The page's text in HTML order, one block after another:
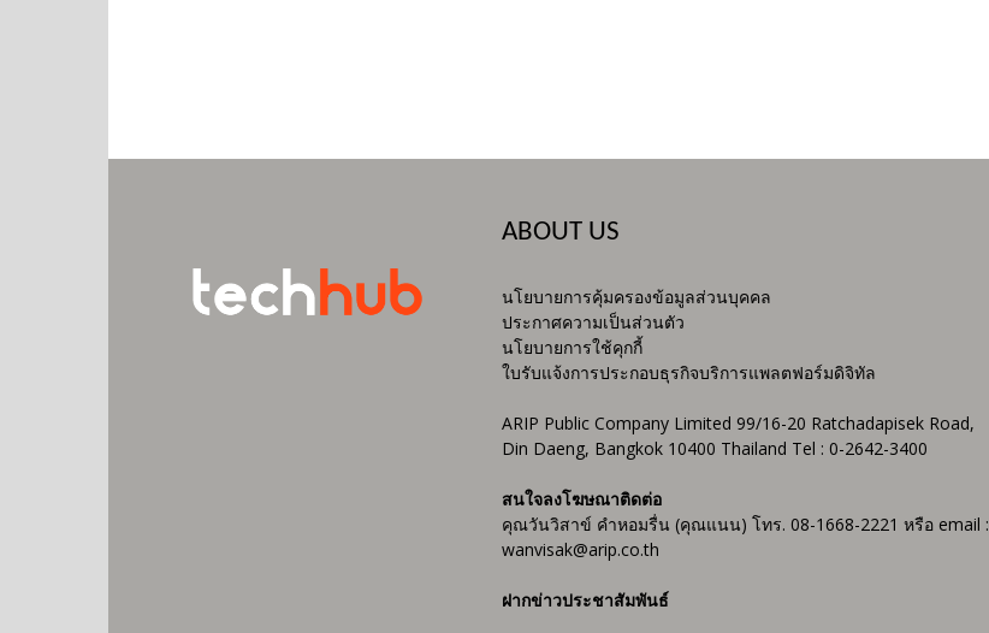
ABOUT US
นโยบายการคุ้มครองข้อมูลส่วนบุคคล
ประกาศความเป็นส่วนตัว
นโยบายการใช้คุกกี้
ใบรับแจ้งการประกอบธุรกิจบริการแพลตฟอร์มดิจิทัล
ARIP Public Company Limited 99/16-20 Ratchadapisek Road,
Din Daeng, Bangkok 10400 Thailand Tel : 0-2642-3400
สนใจลงโฆษณาติดต่อ
คุณวันวิสาข์ คำหอมรื่น (คุณแนน) โทร. 08-1668-2221 หรือ email :
wanvisak@arip.co.th
ฝากข่าวประชาสัมพันธ์